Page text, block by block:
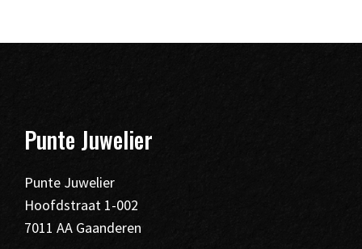
Punte Juwelier
Punte Juwelier
Hoofdstraat 1-002
7011 AA Gaanderen